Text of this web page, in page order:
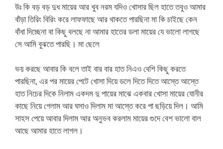
উঃ কি বড় বড় দুধ মায়ের আর খুব নরম যদিও খোসার ছিল হাতে তবুও আমার
বাঁড়া তিরিং বিরিং করে লাফফাছে আর থাকতে পারছিনা মা কি চাইছে কেন
বাঁধা দিচ্ছেনা বা কিছু বলছে না আমার হাতের ডলা মায়ের যে ভালো লাগছে
সে আমি বুঝতে পারছি। মা ছেলে
ভয় করছে আবার কি বলে তাই বার বার হাত নিএও বেশি কিছু করতে
পারছিনা, এর পর মায়ের পেটে খোসা দিয়ে ডলে দিতে দিতে আস্তে আস্তে
হাত নিচের দিকে নিলাম একদম দু পায়ের মাঝে একবার খোসা মায়ের যোনীর
কাছে নিয়ে গেলাম আর ঘসাও দিলাম মা আস্তে করে পা ছড়িয়ে দিল। আমি
সাহস পেয়ে আবার দিলাম আর অনুভব করলাম মায়ের গুদে বেশ ভালো বাল
আছে আমার হাতে লাগল।